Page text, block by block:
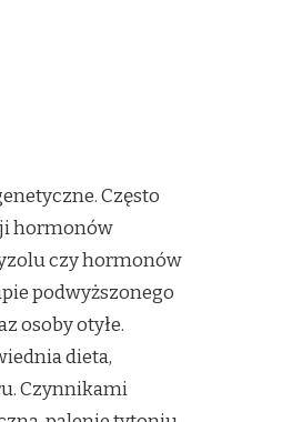
Często
hormonów
czy hormonów
podwyższonego
osoby otyłe.
dieta,
Czynnikami